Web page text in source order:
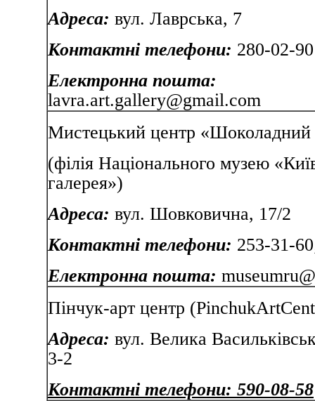
Адреса: вул. Лаврська,
Контактні телефони: 280-02-90
Електронна пошта:
lavra.art.gallery@gmail.com
Мистецький центр «Шоколадний
(філія Національного музею
галерея»)
Адреса: вул. Шовковична, 17/2
Контактні телефони: 253-31-
Електронна пошта:
Пінчук-арт центр
Адреса: вул. Велика
3-2
Контактні телефони: 590-08-58